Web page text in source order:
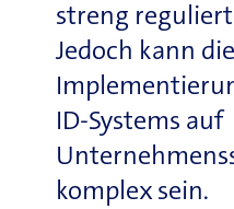
streng
Jedoch kann die
ID-Systems auf
komplex sein.